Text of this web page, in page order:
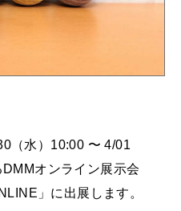
（水）10:00 〜 4/01
DMMオンライン展示会
」に出展します。